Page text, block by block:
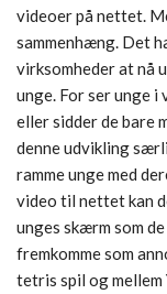
videoer på nettet.
sammenhæng. Det
virksomheder at nå
unge. For ser unge
eller sidder de bare
denne udvikling
ramme unge med
video til nettet kan
unges skærm som
fremkomme som
tetris spil og